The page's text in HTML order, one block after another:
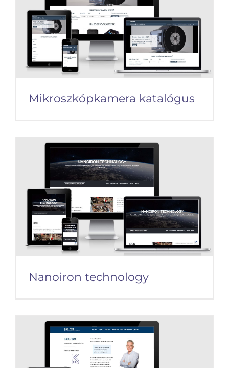
Mikroszkópkamera
katalógus
Mikroszkópkamera katalógus
Nanoiron technology
Nanoiron technology